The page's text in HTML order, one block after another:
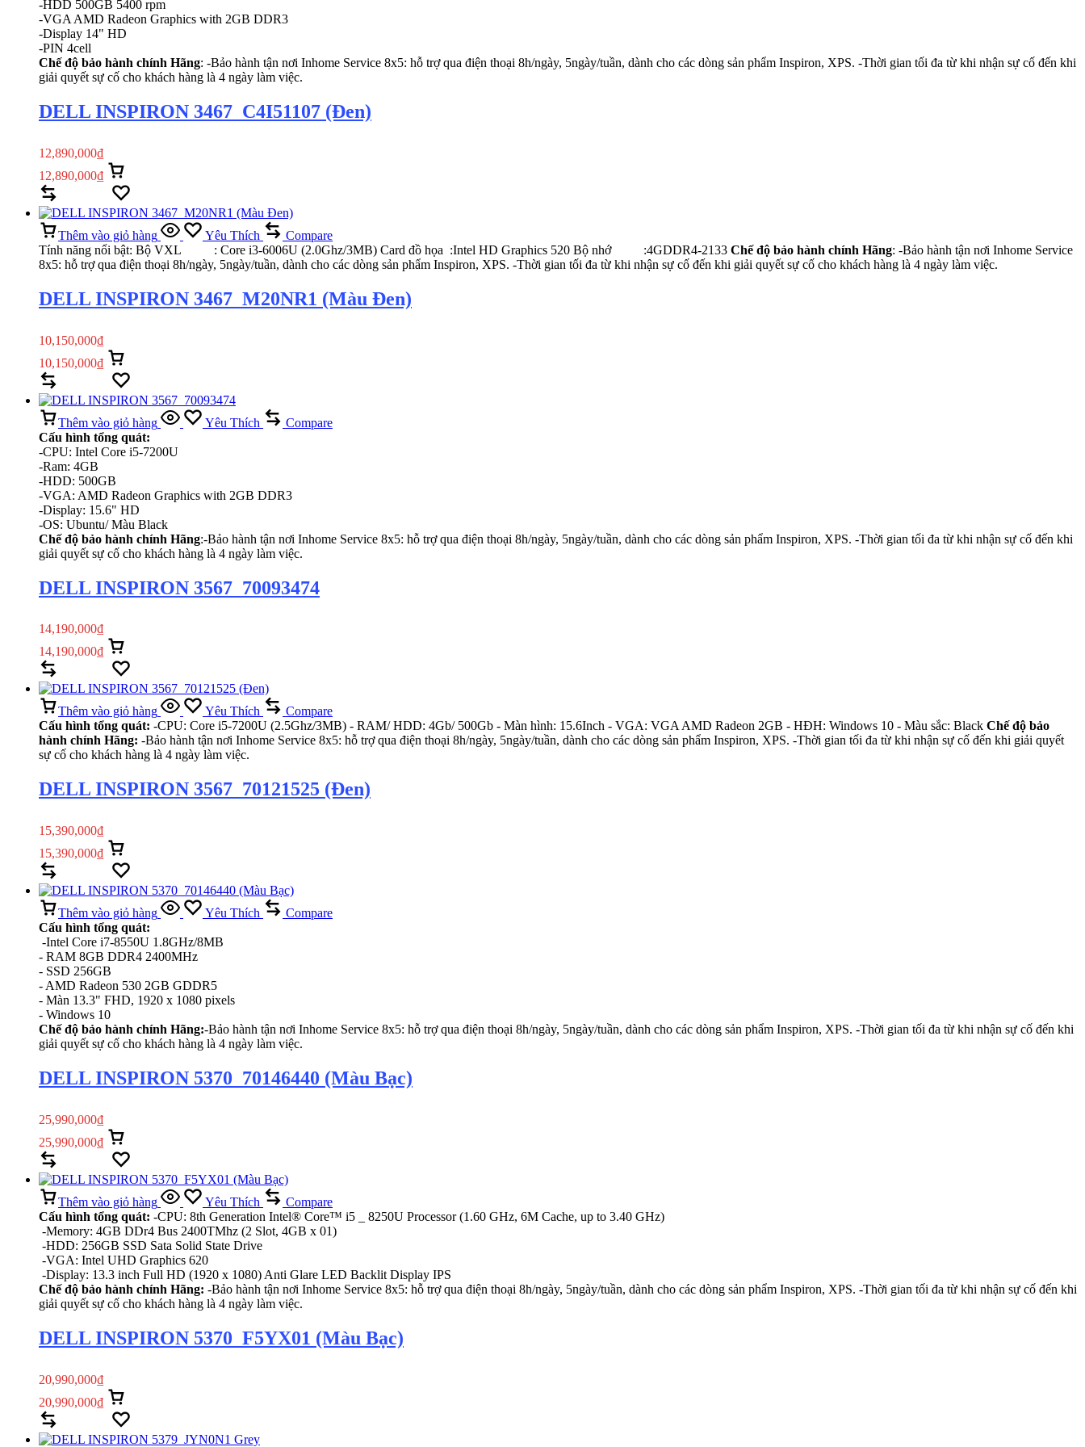
-HDD 500GB 5400 rpm
-VGA AMD Radeon Graphics with 2GB DDR3
-Display 14" HD
-PIN 4cell
Chế độ bảo hành chính Hãng: -Bảo hành tận nơi Inhome Service 8x5: hỗ trợ qua điện thoại 8h/ngày, 5ngày/tuần, dành cho các dòng sản phẩm Inspiron, XPS. -Thời gian tối đa từ khi nhận sự cố đến khi
giải quyết sự cố cho khách hàng là 4 ngày làm việc.
DELL INSPIRON 3467_C4I51107 (Đen)
12,890,000₫
12,890,000₫
Thêm vào giỏ hàng Yêu Thích
Compare
Tính năng nổi bật: Bộ VXL : Core i3-6006U (2.0Ghz/3MB) Card đồ họa :Intel HD Graphics 520 Bộ nhớ :4GDDR4-2133 Chế độ bảo hành chính Hãng: -Bảo hành tận nơi Inhome Service
8x5: hỗ trợ qua điện thoại 8h/ngày, 5ngày/tuần, dành cho các dòng sản phẩm Inspiron, XPS. -Thời gian tối đa từ khi nhận sự cố đến khi giải quyết sự cố cho khách hàng là 4 ngày làm việc.
DELL INSPIRON 3467_M20NR1 (Màu Đen)
10,150,000₫
10,150,000₫
Thêm vào giỏ hàng Yêu Thích
Compare
Cấu hình tổng quát:
-CPU: Intel Core i5-7200U
-Ram: 4GB
-HDD: 500GB
-VGA: AMD Radeon Graphics with 2GB DDR3
-Display: 15.6" HD
-OS: Ubuntu/ Màu Black
Chế độ bảo hành chính Hãng:-Bảo hành tận nơi Inhome Service 8x5: hỗ trợ qua điện thoại 8h/ngày, 5ngày/tuần, dành cho các dòng sản phẩm Inspiron, XPS. -Thời gian tối đa từ khi nhận sự cố đến khi
giải quyết sự cố cho khách hàng là 4 ngày làm việc.
DELL INSPIRON 3567_70093474
14,190,000₫
14,190,000₫
Thêm vào giỏ hàng Yêu Thích
Compare
Cấu hình tổng quát: -CPU: Core i5-7200U (2.5Ghz/3MB) - RAM/ HDD: 4Gb/ 500Gb - Màn hình: 15.6Inch - VGA: VGA AMD Radeon 2GB - HĐH: Windows 10 - Màu sắc: Black Chế độ bảo
hành chính Hãng: -Bảo hành tận nơi Inhome Service 8x5: hỗ trợ qua điện thoại 8h/ngày, 5ngày/tuần, dành cho các dòng sản phẩm Inspiron, XPS. -Thời gian tối đa từ khi nhận sự cố đến khi giải quyết
sự cố cho khách hàng là 4 ngày làm việc.
DELL INSPIRON 3567_70121525 (Đen)
15,390,000₫
15,390,000₫
Thêm vào giỏ hàng Yêu Thích
Compare
Cấu hình tổng quát:
-Intel Core i7-8550U 1.8GHz/8MB
- RAM 8GB DDR4 2400MHz
- SSD 256GB
- AMD Radeon 530 2GB GDDR5
- Màn 13.3" FHD, 1920 x 1080 pixels
- Windows 10
Chế độ bảo hành chính Hãng:-Bảo hành tận nơi Inhome Service 8x5: hỗ trợ qua điện thoại 8h/ngày, 5ngày/tuần, dành cho các dòng sản phẩm Inspiron, XPS. -Thời gian tối đa từ khi nhận sự cố đến khi
giải quyết sự cố cho khách hàng là 4 ngày làm việc.
DELL INSPIRON 5370_70146440 (Màu Bạc)
25,990,000₫
25,990,000₫
Thêm vào giỏ hàng Yêu Thích
Compare
Cấu hình tổng quát: -CPU: 8th Generation Intel® Core™ i5 _ 8250U Processor (1.60 GHz, 6M Cache, up to 3.40 GHz)
-Memory: 4GB DDr4 Bus 2400TMhz (2 Slot, 4GB x 01)
-HDD: 256GB SSD Sata Solid State Drive
-VGA: Intel UHD Graphics 620
-Display: 13.3 inch Full HD (1920 x 1080) Anti Glare LED Backlit Display IPS
Chế độ bảo hành chính Hãng: -Bảo hành tận nơi Inhome Service 8x5: hỗ trợ qua điện thoại 8h/ngày, 5ngày/tuần, dành cho các dòng sản phẩm Inspiron, XPS. -Thời gian tối đa từ khi nhận sự cố đến khi
giải quyết sự cố cho khách hàng là 4 ngày làm việc.
DELL INSPIRON 5370_F5YX01 (Màu Bạc)
20,990,000₫
20,990,000₫